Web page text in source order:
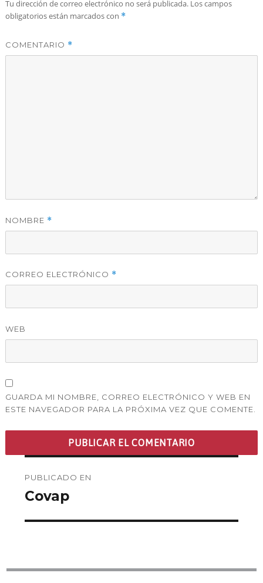
Tu dirección de correo electrónico no será publicada. Los campos
obligatorios están marcados con *
COMENTARIO *
NOMBRE *
CORREO ELECTRÓNICO *
WEB
GUARDA MI NOMBRE, CORREO ELECTRÓNICO Y WEB EN
ESTE NAVEGADOR PARA LA PRÓXIMA VEZ QUE COMENTE.
de
PUBLICADO EN
Covap